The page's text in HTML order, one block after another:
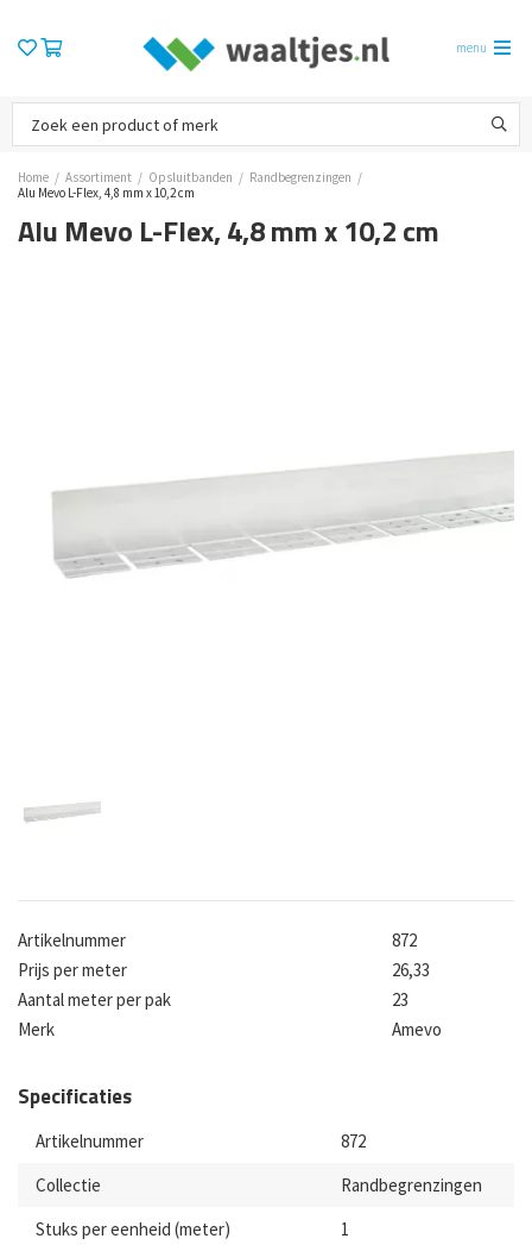
menu
Home / Assortiment / Opsluitbanden / Randbegrenzingen /
Alu Mevo L-Flex, 4,8 mm x 10,2 cm
Alu Mevo L-Flex, 4,8 mm x 10,2 cm
Artikelnummer
872
Prijs per meter
26,33
Aantal meter per pak
23
Merk
Amevo
Specificaties
Artikelnummer
872
Collectie
Randbegrenzingen
Stuks per eenheid (meter)
1